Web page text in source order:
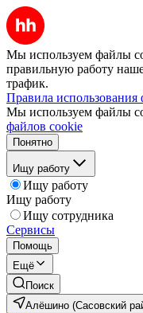
Мы используем файлы
правильную работу
трафик.
Правила использования
Мы используем файлы
файлов cookie
Понятно
Ищу работу
Ищу работу
Ищу работу
Ищу сотрудника
Сервисы
Помощь
Ещё
Поиск
Алёшино (Сасовский